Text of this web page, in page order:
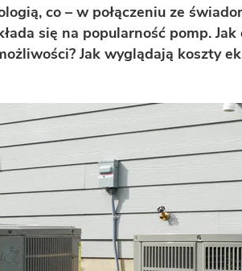
co – w połączeniu ze
się na popularność pomp.
Jak wyglądają koszty